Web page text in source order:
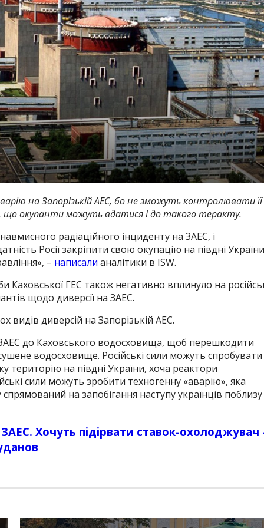
на Запорізькій АЕС, бо не зможуть контролювати її
що окупанти можуть вдатися і до такого теракту.
радіаційного інциденту на ЗАЕС, і
Росії закріпити свою окупацію на півдні
– написали аналітики в ISW.
ГЕС ​​також негативно вплинуло на
щодо диверсії на ЗАЕС.
видів диверсій на Запорізькій АЕС.
ЗАЕС до Каховського водосховища, щоб перешкодити
водосховище. Російські сили можуть спробувати
на півдні України, хоча реактори
сили можуть зробити техногенну «аварію», яка
на запобігання наступу українців поблизу
Хочуть підірвати ставок-охолоджувач